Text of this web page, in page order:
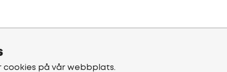
på vår webbplats.